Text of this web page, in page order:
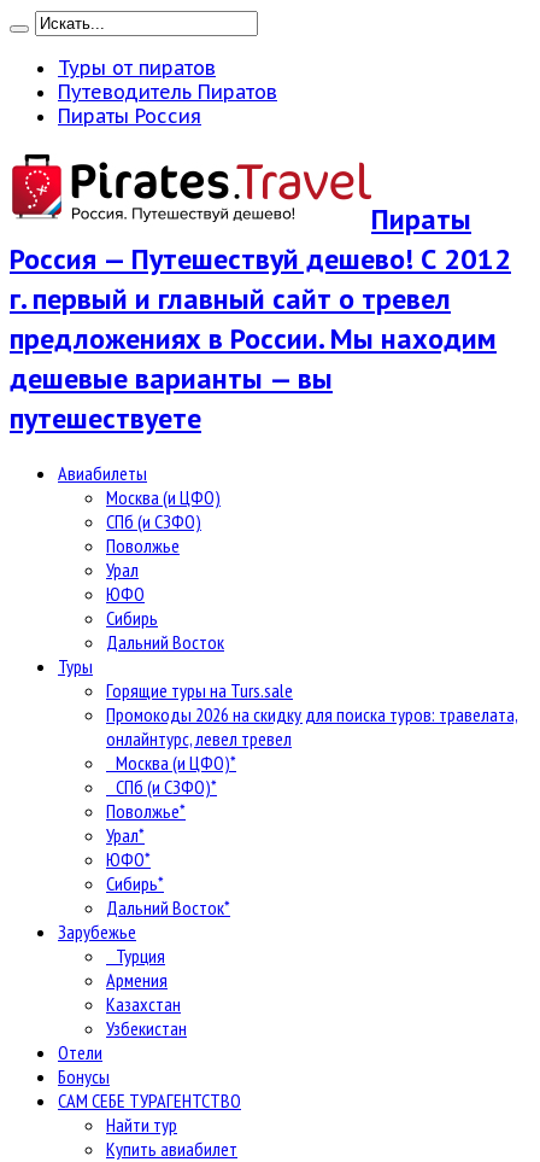
Туры от пиратов
Путеводитель Пиратов
Пираты Россия
Пираты
Россия — Путешествуй дешево! С 2012
г. первый и главный сайт о тревел
предложениях в России. Мы находим
дешевые варианты — вы
путешествуете
Авиабилеты
Москва (и ЦФО)
СПб (и СЗФО)
Поволжье
Урал
ЮФО
Сибирь
Дальний Восток
Туры
Горящие туры на Turs.sale
Промокоды 2026 на скидку для поиска туров: травелата,
онлайнтурс, левел тревел
Москва (и ЦФО)*
СПб (и СЗФО)*
Поволжье*
Урал*
ЮФО*
Сибирь*
Дальний Восток*
Зарубежье
Турция
Армения
Казахстан
Узбекистан
Отели
Бонусы
САМ СЕБЕ ТУРАГЕНТСТВО
Найти тур
Купить авиабилет